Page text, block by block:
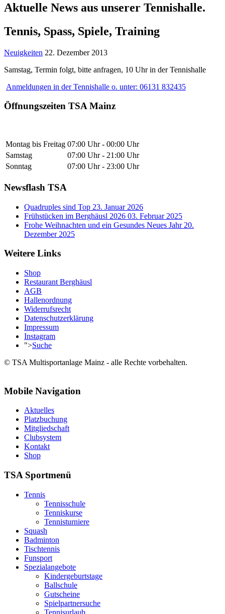
Aktuelle News aus unserer Tennishalle.
Tennis, Spass, Spiele, Training
Neuigkeiten 22. Dezember 2013
Samstag, Termin folgt, bitte anfragen, 10 Uhr in der Tennishalle
Anmeldungen in der Tennishalle o. unter: 06131 832435
Öffnungszeiten TSA Mainz
Montag bis Freitag 07:00 Uhr - 00:00 Uhr
Samstag
07:00 Uhr - 21:00 Uhr
Sonntag
07:00 Uhr - 23:00 Uhr
Newsflash TSA
Quadruples sind Top 23. Januar 2026
Frühstücken im Berghäusl 2026 03. Februar 2025
Frohe Weihnachten und ein Gesundes Neues Jahr 20.
Dezember 2025
Weitere Links
Shop
Restaurant Berghäusl
AGB
Hallenordnung
Widerrufsrecht
Datenschutzerklärung
Impressum
Instagram
">Suche
© TSA Multisportanlage Mainz - alle Rechte vorbehalten.
Mobile Navigation
Aktuelles
Platzbuchung
Mitgliedschaft
Clubsystem
Kontakt
Shop
TSA Sportmenü
Tennis
Tennisschule
Tenniskurse
Tennisturniere
Squash
Badminton
Tischtennis
Funsport
Spezialangebote
Kindergeburtstage
Ballschule
Gutscheine
Spielpartnersuche
Tennisurlaub